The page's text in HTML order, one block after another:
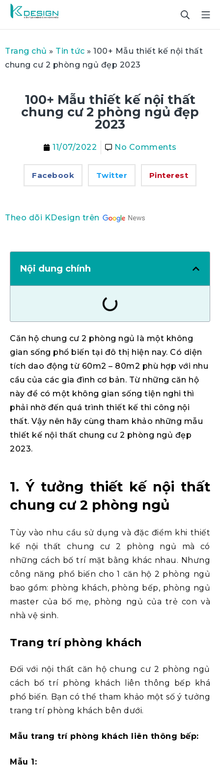
Trang chủ » Tin tức » 100+ Mẫu thiết kế nội thất
chung cư 2 phòng ngủ đẹp 2023
100+ Mẫu thiết kế nội thất
chung cư 2 phòng ngủ đẹp
2023
11/07/2022 No Comments
Facebook Twitter Pinterest
Theo dõi KDesign trên
Nội dung chính
Căn hộ chung cư 2 phòng ngủ là một không
gian sống phổ biến tại đô thị hiện nay. Có diện
tích dao động từ 60m2 – 80m2 phù hợp với nhu
cầu của các gia đình cơ bản. Từ những căn hộ
này để có một không gian sống tiện nghi thì
phải nhờ đến quá trình thiết kế thi công nội
thất. Vậy nên hãy cùng tham khảo những mẫu
thiết kế nội thất chung cư 2 phòng ngủ đẹp
2023.
1. Ý tưởng thiết kế nội thất
chung cư 2 phòng ngủ
Tùy vào nhu cầu sử dụng và đặc điểm khi thiết
kế nội thất chung cư 2 phòng ngủ mà có
những cách bố trí mặt bằng khác nhau. Nhưng
công năng phổ biến cho 1 căn hộ 2 phòng ngủ
bao gồm: phòng khách, phòng bếp, phòng ngủ
master của bố mẹ, phòng ngủ của trẻ con và
nhà vệ sinh.
Trang trí phòng khách
Đối với nội thất căn hộ chung cư 2 phòng ngủ
cách bố trí phòng khách liên thông bếp khá
phổ biến. Bạn có thể tham khảo một số ý tưởng
trang trí phòng khách bên dưới.
Mẫu trang trí phòng khách liên thông bếp:
Mẫu 1: